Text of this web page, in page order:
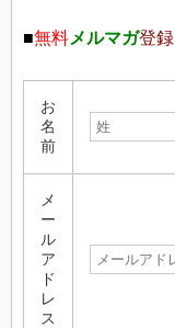
■無料メルマガ登録
お
名
前
メ
ー
ル
ア
ド
レ
ス